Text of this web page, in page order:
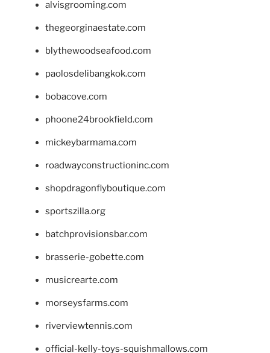
alvisgrooming.com
thegeorginaestate.com
blythewoodseafood.com
paolosdelibangkok.com
bobacove.com
phoone24brookfield.com
mickeybarmama.com
roadwayconstructioninc.com
shopdragonflyboutique.com
sportszilla.org
batchprovisionsbar.com
brasserie-gobette.com
musicrearte.com
morseysfarms.com
riverviewtennis.com
official-kelly-toys-squishmallows.com